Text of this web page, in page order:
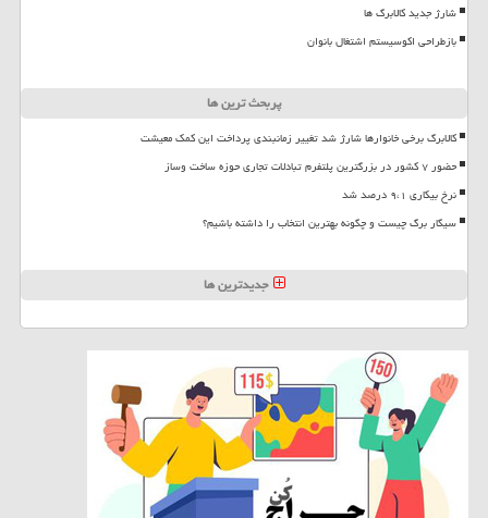
شارژ جدید کالابرگ ها
بازطراحی اکوسیستم اشتغال بانوان
پربحث ترین ها
کالابرگ برخی خانوارها شارژ شد تغییر زمانبندی پرداخت این کمک معیشت
حضور ۷ کشور در بزرگترین پلتفرم تبادلات تجاری حوزه ساخت وساز
نرخ بیکاری ۹،۱ درصد شد
سیگار برگ چیست و چگونه بهترین انتخاب را داشته باشیم؟
جدیدترین ها